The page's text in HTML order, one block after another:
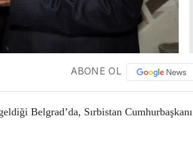
ABONE OL
Belgrad’da, Sırbistan Cumhurbaşkanı